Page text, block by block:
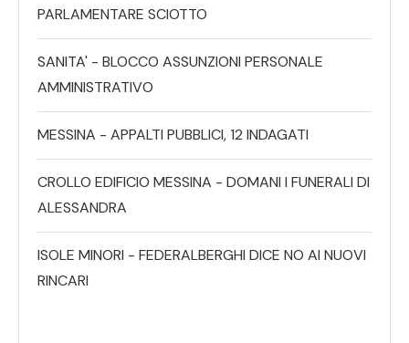
PARLAMENTARE SCIOTTO
SANITA' - BLOCCO ASSUNZIONI PERSONALE
AMMINISTRATIVO
MESSINA - APPALTI PUBBLICI, 12 INDAGATI
CROLLO EDIFICIO MESSINA - DOMANI I FUNERALI DI
ALESSANDRA
ISOLE MINORI - FEDERALBERGHI DICE NO AI NUOVI
RINCARI